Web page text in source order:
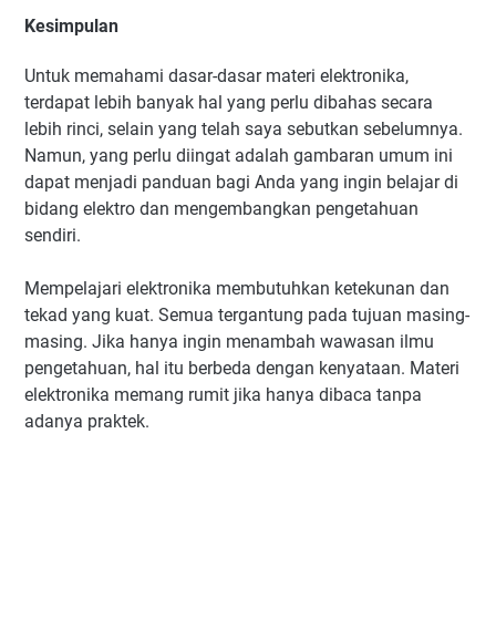
Kesimpulan
Untuk memahami dasar-dasar materi elektronika,
terdapat lebih banyak hal yang perlu dibahas secara
lebih rinci, selain yang telah saya sebutkan sebelumnya.
Namun, yang perlu diingat adalah gambaran umum ini
dapat menjadi panduan bagi Anda yang ingin belajar di
bidang elektro dan mengembangkan pengetahuan
sendiri.
Mempelajari elektronika membutuhkan ketekunan dan
tekad yang kuat. Semua tergantung pada tujuan masing-
masing. Jika hanya ingin menambah wawasan ilmu
pengetahuan, hal itu berbeda dengan kenyataan. Materi
elektronika memang rumit jika hanya dibaca tanpa
adanya praktek.